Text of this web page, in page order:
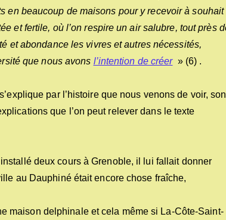
en beaucoup de maisons pour y recevoir à souhait
et fertile, où l’on respire un air salubre, tout près
et abondance les vivres et autres nécessités,
que nous avons l’intention de créer » (6) .
par l’histoire que nous venons de voir, son
que l’on peut relever dans le texte
deux cours à Grenoble, il lui fallait donner
au Dauphiné était encore chose fraîche,
maison delphinale et cela même si La-Côte-Saint-